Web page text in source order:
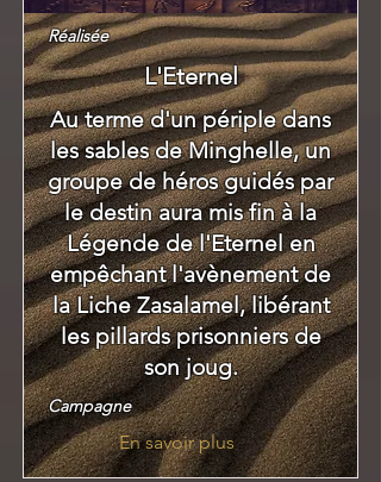
Réalisée
L'Eternel
Au terme d'un périple dans
les sables de Minghelle, un
groupe de héros guidés par
le destin aura mis fin à la
Légende de l'Eternel en
empêchant l'avènement de
la Liche Zasalamel, libérant
les pillards prisonniers de
son joug.
Campagne
En savoir plus